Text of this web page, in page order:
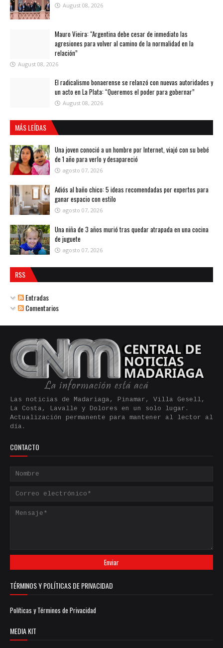
August 08, 2026
Mauro Vieira: “Argentina debe cesar de inmediato las
agresiones para volver al camino de la normalidad en la
relación”
August 08, 2026
El radicalismo bonaerense se relanzó con nuevas autoridades y
un acto en La Plata: “Queremos el poder para gobernar”
August 08, 2026
MÁS LEÍDAS
Una joven conoció a un hombre por Internet, viajó con su bebé
de 1 año para verlo y desapareció
agosto 07, 2026
Adiós al baño chico: 5 ideas recomendadas por expertos para
ganar espacio con estilo
agosto 07, 2026
Una niña de 3 años murió tras quedar atrapada en una cocina
de juguete
agosto 07, 2026
RSS
Entradas
Comentarios
Las noticias de Madariaga, Pinamar, Villa Gesell,
La Costa, Lavalle y Dolores en un solo lugar.
Actualización permanente para mantener al lector al
día.
CONTACTO
TÉRMINOS Y POLÍTICAS DE PRIVACIDAD
Políticas y Términos de Privacidad
MEDIA KIT